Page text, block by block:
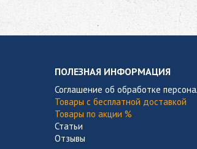
ПОЛЕЗНАЯ ИНФОРМАЦИЯ
Соглашение об обработке
Товары с бесплатной доставкой
Товары по акции %
Статьи
Отзывы